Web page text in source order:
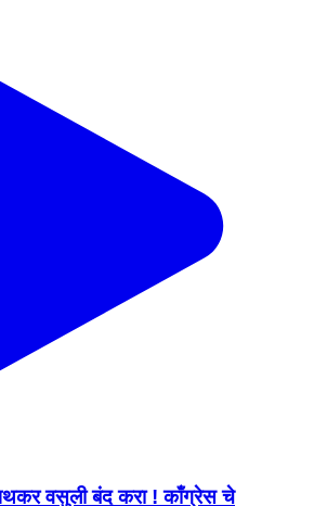
वसुली बंद करा ! काँग्रेस चे